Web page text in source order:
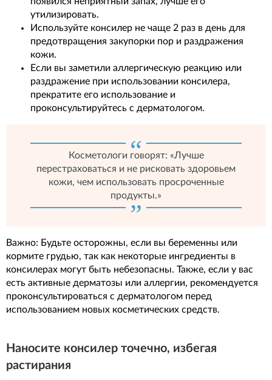
утилизировать.
Используйте консилер не чаще 2 раз в день для
предотвращения закупорки пор и раздражения
кожи.
Если вы заметили аллергическую реакцию или
раздражение при использовании консилера,
прекратите его использование и
проконсультируйтесь с дерматологом.
Косметологи говорят: «Лучше
перестраховаться и не рисковать здоровьем
кожи, чем использовать просроченные
продукты.»
Важно: Будьте осторожны, если вы беременны или
кормите грудью, так как некоторые ингредиенты в
консилерах могут быть небезопасны. Также, если у вас
есть активные дерматозы или аллергии, рекомендуется
проконсультироваться с дерматологом перед
использованием новых косметических средств.
Наносите консилер точечно, избегая
растирания